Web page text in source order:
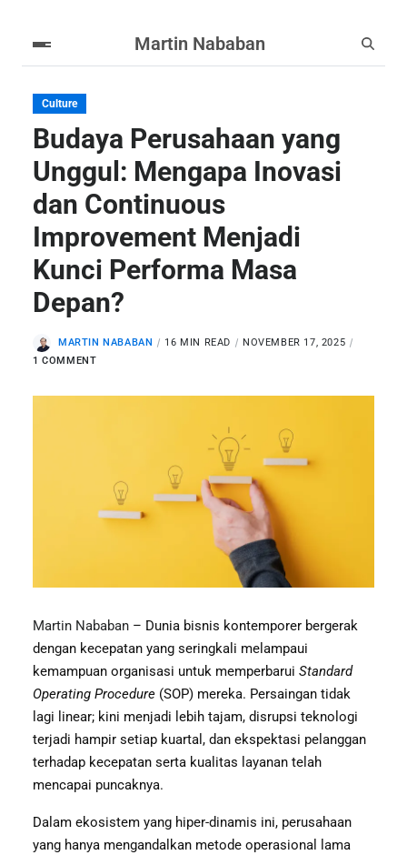
Martin Nababan
Culture
Budaya Perusahaan yang
Unggul: Mengapa Inovasi
dan Continuous
Improvement Menjadi
Kunci Performa Masa
Depan?
MARTIN NABABAN 16 MIN READ
NOVEMBER 17, 2025
1 COMMENT
Martin Nababan – Dunia bisnis kontemporer bergerak
dengan kecepatan yang seringkali melampaui
kemampuan organisasi untuk memperbarui Standard
Operating Procedure (SOP) mereka. Persaingan tidak
lagi linear; kini menjadi lebih tajam, disrupsi teknologi
terjadi hampir setiap kuartal, dan ekspektasi pelanggan
terhadap kecepatan serta kualitas layanan telah
mencapai puncaknya.
Dalam ekosistem yang hiper-dinamis ini, perusahaan
yang hanya mengandalkan metode operasional lama